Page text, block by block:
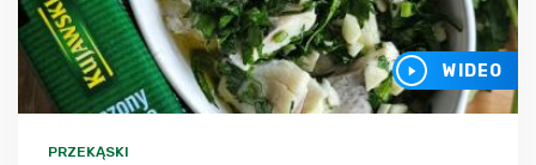
WIDEO
PRZEKĄSKI